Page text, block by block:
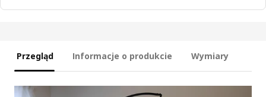
Przegląd Informacje o produkcie Wymiary